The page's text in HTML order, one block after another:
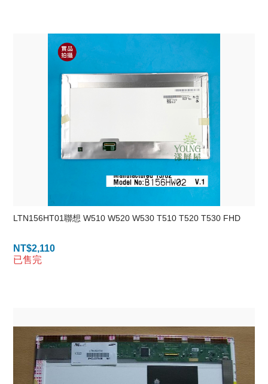
LTN156HT01聯想 W510 W520 W530 T510 T520 T530 FHD
NT$2,110
已售完